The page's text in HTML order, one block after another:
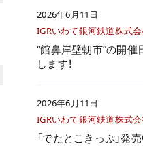
2026年6月11日
IGRいわて銀河鉄道株式会
“館鼻岸壁朝市”の開
します！
2026年6月11日
IGRいわて銀河鉄道株式会
「でたとこきっぷ」発売